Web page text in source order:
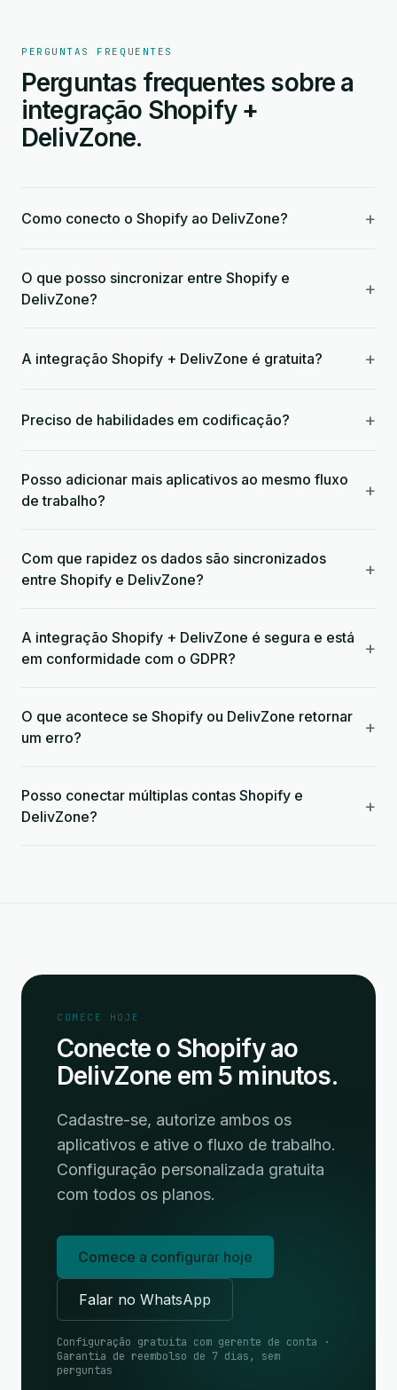
PERGUNTAS FREQUENTES
Perguntas frequentes sobre a
integração Shopify +
DelivZone.
Como conecto o Shopify ao DelivZone? +
O que posso sincronizar entre Shopify e
DelivZone?
+
A integração Shopify + DelivZone é gratuita? +
Preciso de habilidades em codificação? +
Posso adicionar mais aplicativos ao mesmo fluxo
de trabalho?
+
Com que rapidez os dados são sincronizados
entre Shopify e DelivZone?
+
A integração Shopify + DelivZone é segura e está
em conformidade com o GDPR?
+
O que acontece se Shopify ou DelivZone retornar
um erro?
+
Posso conectar múltiplas contas Shopify e
DelivZone?
+
COMECE HOJE
Conecte o Shopify ao
DelivZone em 5 minutos.
Cadastre-se, autorize ambos os
aplicativos e ative o fluxo de trabalho.
Configuração personalizada gratuita
com todos os planos.
Comece a configurar hoje
Falar no WhatsApp
Configuração gratuita com gerente de conta ·
Garantia de reembolso de 7 dias, sem
perguntas